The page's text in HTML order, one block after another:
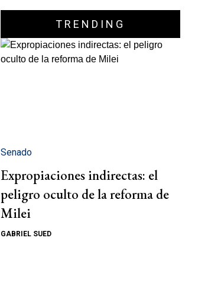
TRENDING
Senado
Expropiaciones indirectas: el
peligro oculto de la reforma de
Milei
GABRIEL SUED